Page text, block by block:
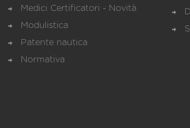
Medici Certificatori - Novità
Modulistica
Patente nautica
Normativa